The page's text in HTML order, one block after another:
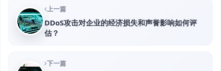
上一篇
DDoS攻击对企业的经济损失和声誉影响如何评
估？
下一篇